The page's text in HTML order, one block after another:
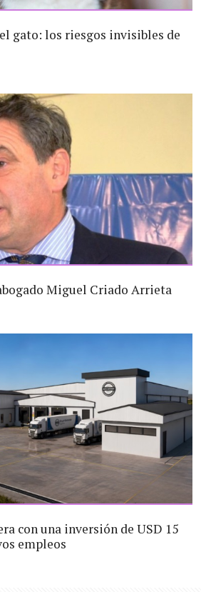
gato: los riesgos invisibles de
Miguel Criado Arrieta
con una inversión de USD 15
empleos